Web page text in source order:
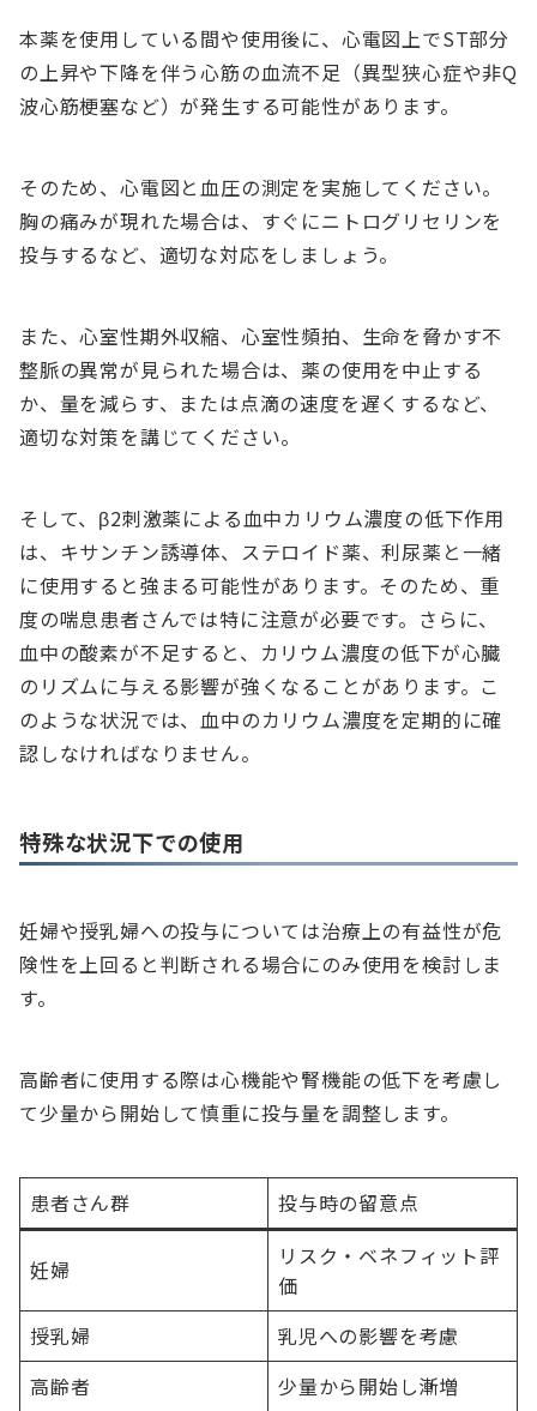
本薬を使用している間や使用後に、心電図上でST部分
の上昇や下降を伴う心筋の血流不足（異型狭心症や非Q
波心筋梗塞など）が発生する可能性があります。
そのため、心電図と血圧の測定を実施してください。
胸の痛みが現れた場合は、すぐにニトログリセリンを
投与するなど、適切な対応をしましょう。
また、心室性期外収縮、心室性頻拍、生命を脅かす不
整脈の異常が見られた場合は、薬の使用を中止する
か、量を減らす、または点滴の速度を遅くするなど、
適切な対策を講じてください。
そして、β2刺激薬による血中カリウム濃度の低下作用
は、キサンチン誘導体、ステロイド薬、利尿薬と一緒
に使用すると強まる可能性があります。そのため、重
度の喘息患者さんでは特に注意が必要です。さらに、
血中の酸素が不足すると、カリウム濃度の低下が心臓
のリズムに与える影響が強くなることがあります。こ
のような状況では、血中のカリウム濃度を定期的に確
認しなければなりません。
特殊な状況下での使用
妊婦や授乳婦への投与については治療上の有益性が危
険性を上回ると判断される場合にのみ使用を検討しま
す。
高齢者に使用する際は心機能や腎機能の低下を考慮し
て少量から開始して慎重に投与量を調整します。
患者さん群 投与時の留意点
妊婦
リスク・ベネフィット評
価
授乳婦
乳児への影響を考慮
高齢者
少量から開始し漸増